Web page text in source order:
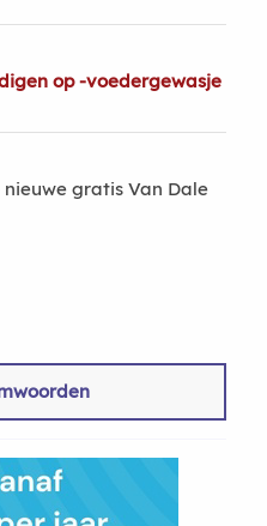
op -voedergewasje
gratis Van Dale